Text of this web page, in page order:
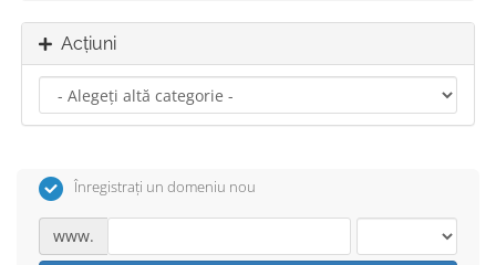
Acțiuni
Înregistrați un domeniu nou
www.